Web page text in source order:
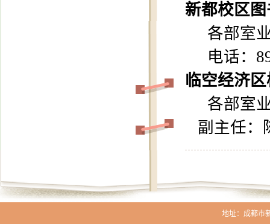
新都校区
各部室
电话：
临空经济
各部室
副主任：
地址：成都市